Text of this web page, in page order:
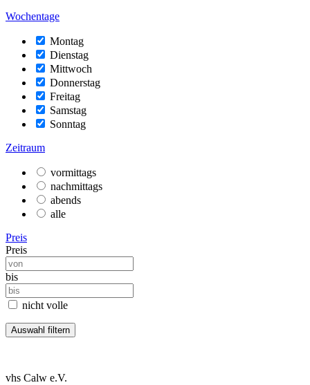
Wochentage
Montag
Dienstag
Mittwoch
Donnerstag
Freitag
Samstag
Sonntag
Zeitraum
vormittags
nachmittags
abends
alle
Preis
Preis
bis
nicht volle
vhs Calw e.V.